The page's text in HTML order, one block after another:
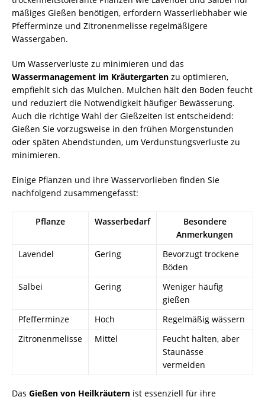
mäßiges Gießen benötigen, erfordern Wasserliebhaber wie
Pfefferminze und Zitronenmelisse regelmäßigere
Wassergaben.
Um Wasserverluste zu minimieren und das
Wassermanagement im Kräutergarten zu optimieren,
empfiehlt sich das Mulchen. Mulchen hält den Boden feucht
und reduziert die Notwendigkeit häufiger Bewässerung.
Auch die richtige Wahl der Gießzeiten ist entscheidend:
Gießen Sie vorzugsweise in den frühen Morgenstunden
oder späten Abendstunden, um Verdunstungsverluste zu
minimieren.
Einige Pflanzen und ihre Wasservorlieben finden Sie
nachfolgend zusammengefasst:
Pflanze Wasserbedarf
Besondere
Anmerkungen
Lavendel
Gering
Bevorzugt trockene
Böden
Salbei
Gering
Weniger häufig
gießen
Pfefferminze
Hoch
Regelmäßig wässern
Zitronenmelisse
Mittel
Feucht halten, aber
Staunässe
vermeiden
Das Gießen von Heilkräutern ist essenziell für ihre